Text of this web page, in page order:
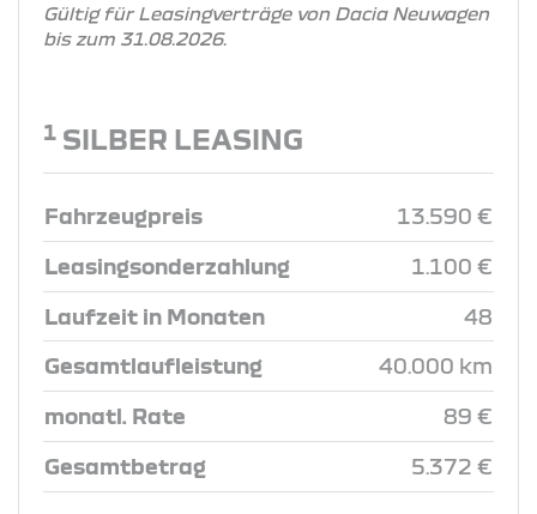
Gültig für Leasingverträge von Dacia Neuwagen
bis zum 31.08.2026.
1 SILBER LEASING
Fahrzeugpreis 13.590 €
Leasingsonderzahlung 1.100 €
Laufzeit in Monaten 48
Gesamtlaufleistung 40.000 km
monatl. Rate 89 €
Gesamtbetrag 5.372 €